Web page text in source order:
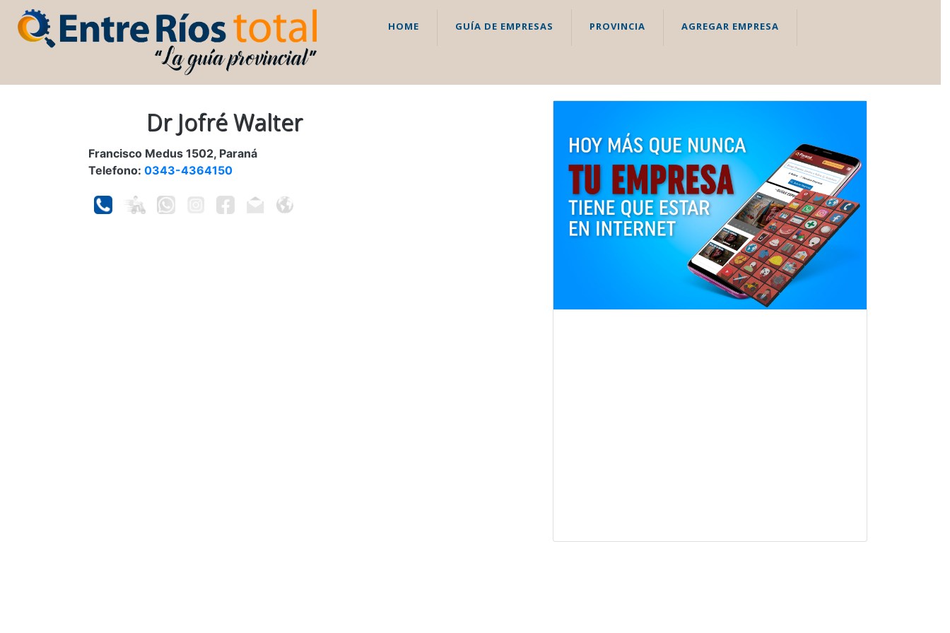
HOME GUÍA DE EMPRESAS PROVINCIA AGREGAR EMPRESA
Dr Jofré Walter
Francisco Medus 1502, Paraná
Telefono: 0343-4364150